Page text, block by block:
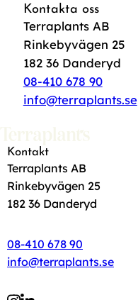
Kontakta oss
Terraplants AB
Rinkebyvägen 25
182 36 Danderyd
08-410 678 90
info@terraplants.se
Kontakt
Terraplants AB
Rinkebyvägen 25
182 36 Danderyd
08-410 678 90
info@terraplants.se